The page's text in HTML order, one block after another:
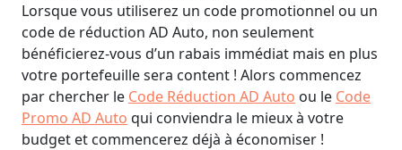
Lorsque vous utiliserez un code promotionnel ou un
code de réduction AD Auto, non seulement
bénéficierez-vous d’un rabais immédiat mais en plus
votre portefeuille sera content ! Alors commencez
par chercher le Code Réduction AD Auto ou le Code
Promo AD Auto qui conviendra le mieux à votre
budget et commencerez déjà à économiser !